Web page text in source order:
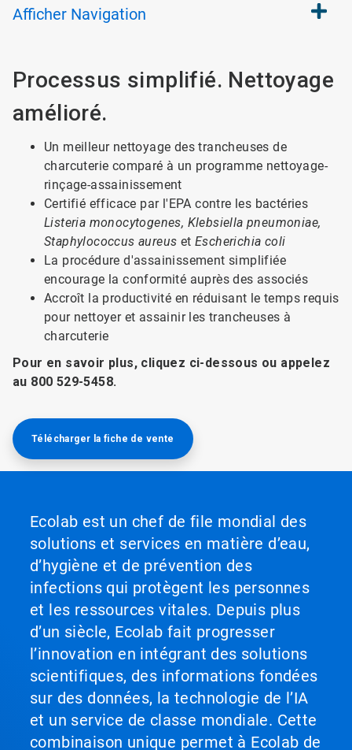
Afficher Navigation
Processus simplifié. Nettoyage
amélioré.
Un meilleur nettoyage des trancheuses de
charcuterie comparé à un programme nettoyage-
rinçage-assainissement
Certifié efficace par l'EPA contre les bactéries
Listeria monocytogenes, Klebsiella pneumoniae,
Staphylococcus aureus etEscherichia coli
La procédure d'assainissement simplifiée
encourage la conformité auprès des associés
Accroît la productivité en réduisant le temps requis
pour nettoyer et assainir les trancheuses à
charcuterie
Pour en savoir plus, cliquez ci-dessous ou appelez
au 800 529-5458.
Télécharger la fiche de vente
Ecolab est un chef de file mondial des
solutions et services en matière d’eau,
d’hygiène et de prévention des
infections qui protègent les personnes
et les ressources vitales. Depuis plus
d’un siècle, Ecolab fait progresser
l’innovation en intégrant des solutions
scientifiques, des informations fondées
sur des données, la technologie de l’IA
et un service de classe mondiale. Cette
combinaison unique permet à Ecolab de